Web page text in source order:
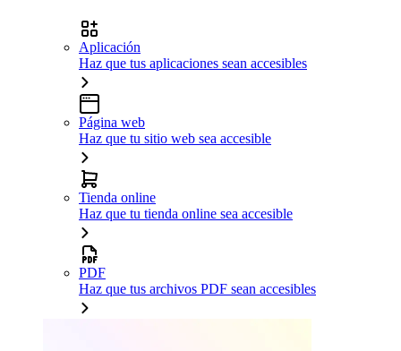
Aplicación
Haz que tus aplicaciones sean accesibles
Página web
Haz que tu sitio web sea accesible
Tienda online
Haz que tu tienda online sea accesible
PDF
Haz que tus archivos PDF sean accesibles